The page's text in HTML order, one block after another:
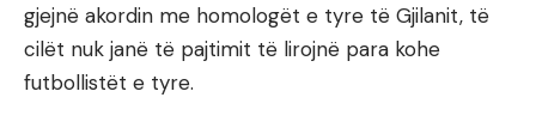
gjejnë akordin me homologët e tyre të Gjilanit, të
cilët nuk janë të pajtimit të lirojnë para kohe
futbollistët e tyre.